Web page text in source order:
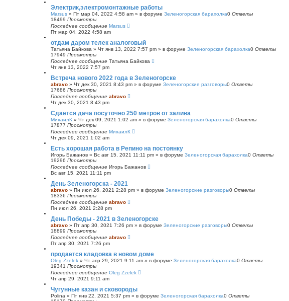
Электрик,электромонтажные работы
Marsus » Пт мар 04, 2022 4:58 am » в форуме Зеленогорская барахолка0 Ответы
18499 Просмотры
Последнее сообщение Marsus
Пт мар 04, 2022 4:58 am
отдам даром телек аналоговый
Татьяна Байкова » Чт янв 13, 2022 7:57 pm » в форуме Зеленогорская барахолка0 Ответы
17949 Просмотры
Последнее сообщение Татьяна Байкова
Чт янв 13, 2022 7:57 pm
Встреча нового 2022 года в Зеленогорске
abravo » Чт дек 30, 2021 8:43 pm » в форуме Зеленогорские разговоры0 Ответы
17686 Просмотры
Последнее сообщение abravo
Чт дек 30, 2021 8:43 pm
Сдаётся дача посуточно 250 метров от залива
МихаилК » Чт дек 09, 2021 1:02 am » в форуме Зеленогорская барахолка0 Ответы
17877 Просмотры
Последнее сообщение МихаилК
Чт дек 09, 2021 1:02 am
Есть хорошая работа в Репино на постоянку
Игорь Бажанов » Вс авг 15, 2021 11:11 pm » в форуме Зеленогорская барахолка0 Ответы
19296 Просмотры
Последнее сообщение Игорь Бажанов
Вс авг 15, 2021 11:11 pm
День Зеленогорска - 2021
abravo » Пн июл 26, 2021 2:28 pm » в форуме Зеленогорские разговоры0 Ответы
18336 Просмотры
Последнее сообщение abravo
Пн июл 26, 2021 2:28 pm
День Победы - 2021 в Зеленогорске
abravo » Пт апр 30, 2021 7:26 pm » в форуме Зеленогорские разговоры0 Ответы
18899 Просмотры
Последнее сообщение abravo
Пт апр 30, 2021 7:26 pm
продается кладовка в новом доме
Oleg Zzelek » Чт апр 29, 2021 9:11 am » в форуме Зеленогорская барахолка0 Ответы
19341 Просмотры
Последнее сообщение Oleg Zzelek
Чт апр 29, 2021 9:11 am
Чугунные казан и сковороды
Polina » Пт янв 22, 2021 5:37 pm » в форуме Зеленогорская барахолка0 Ответы